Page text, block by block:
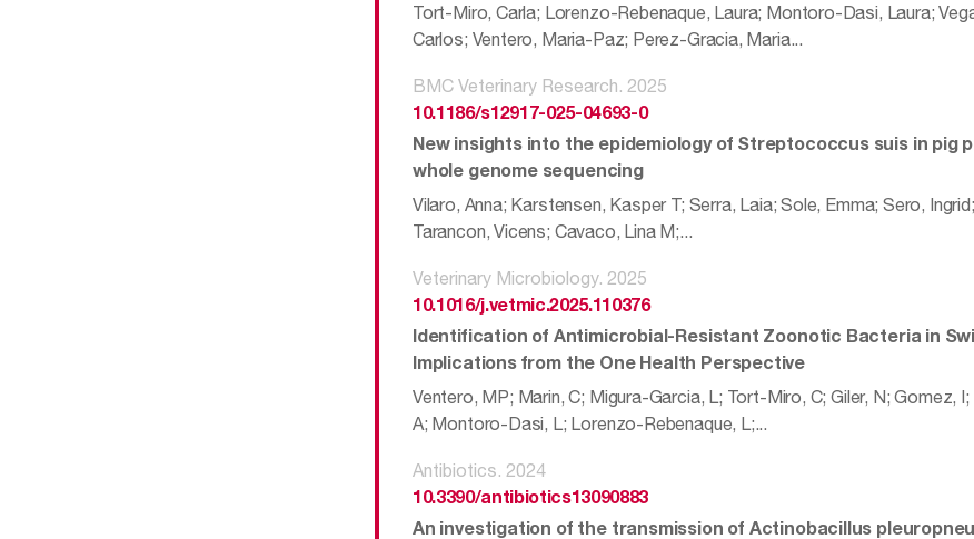
Tort-Miro, Carla; Lorenzo-Rebenaque, Laura; Montoro-Dasi, Laura;
Carlos; Ventero, Maria-Paz; Perez-Gracia, Maria...
BMC Veterinary Research. 2025
10.1186/s12917-025-04693-0
New insights into the epidemiology of Streptococcus suis in pig
whole genome sequencing
Vilaro, Anna; Karstensen, Kasper T; Serra, Laia; Sole, Emma; Sero,
Tarancon, Vicens; Cavaco, Lina M;...
Veterinary Microbiology. 2025
10.1016/j.vetmic.2025.110376
Identification of Antimicrobial-Resistant Zoonotic Bacteria in
Implications from the One Health Perspective
Ventero, MP; Marin, C; Migura-Garcia, L; Tort-Miro, C; Giler, N; Gomez,
A; Montoro-Dasi, L; Lorenzo-Rebenaque, L;...
Antibiotics. 2024
10.3390/antibiotics13090883
An investigation of the transmission of Actinobacillus